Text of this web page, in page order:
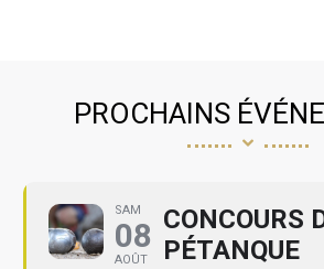
PROCHAINS
SAM
08
AOÛT
CONCOURS
PÉTANQUE